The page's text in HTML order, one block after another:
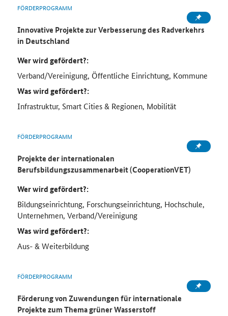
FÖRDERPROGRAMM
Innovative Projekte zur Verbesserung des Radverkehrs
in Deutschland
Wer wird gefördert?:
Verband/Vereinigung, Öffentliche Einrichtung, Kommune
Was wird gefördert?:
Infrastruktur, Smart Cities & Regionen, Mobilität
FÖRDERPROGRAMM
Projekte der internationalen
Berufsbildungszusammenarbeit (CooperationVET)
Wer wird gefördert?:
Bildungseinrichtung, Forschungseinrichtung, Hochschule,
Unternehmen, Verband/Vereinigung
Was wird gefördert?:
Aus- & Weiterbildung
FÖRDERPROGRAMM
Förderung von Zuwendungen für internationale
Projekte zum Thema grüner Wasserstoff